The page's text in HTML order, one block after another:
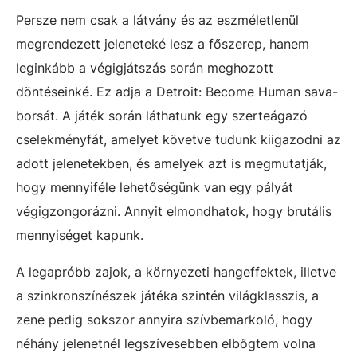
Persze nem csak a látvány és az eszméletlenül
megrendezett jeleneteké lesz a főszerep, hanem
leginkább a végigjátszás során meghozott
döntéseinké. Ez adja a Detroit: Become Human sava-
borsát. A játék során láthatunk egy szerteágazó
cselekményfát, amelyet követve tudunk kiigazodni az
adott jelenetekben, és amelyek azt is megmutatják,
hogy mennyiféle lehetőségünk van egy pályát
végigzongorázni. Annyit elmondhatok, hogy brutális
mennyiséget kapunk.
A legapróbb zajok, a környezeti hangeffektek, illetve
a szinkronszínészek játéka szintén világklasszis, a
zene pedig sokszor annyira szívbemarkoló, hogy
néhány jelenetnél legszívesebben elbőgtem volna